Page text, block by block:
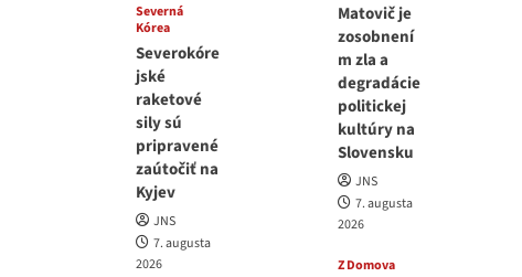
Severná
Kórea
Severokóre
jské
raketové
sily sú
pripravené
zaútočiť na
Kyjev
JNS
7. augusta
2026
Matovič je
zosobnení
m zla a
degradácie
politickej
kultúry na
Slovensku
JNS
7. augusta
2026
Z Domova